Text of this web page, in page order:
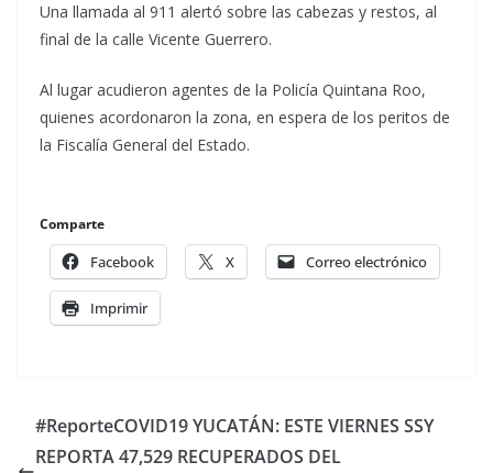
Una llamada al 911 alertó sobre las cabezas y restos, al
final de la calle Vicente Guerrero.
Al lugar acudieron agentes de la Policía Quintana Roo,
quienes acordonaron la zona, en espera de los peritos de
la Fiscalía General del Estado.
Comparte
Facebook X Correo electrónico
Imprimir
#ReporteCOVID19 YUCATÁN: ESTE VIERNES SSY
REPORTA 47,529 RECUPERADOS DEL